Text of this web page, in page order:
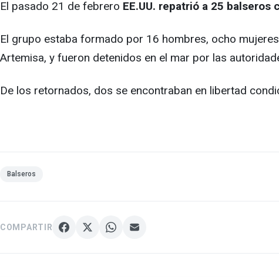
El pasado 21 de febrero EE.UU. repatrió a 25 balseros
El grupo estaba formado por 16 hombres, ocho
Artemisa, y fueron detenidos en el mar por las
De los retornados, dos se encontraban en libertad
Balseros
COMPARTIR